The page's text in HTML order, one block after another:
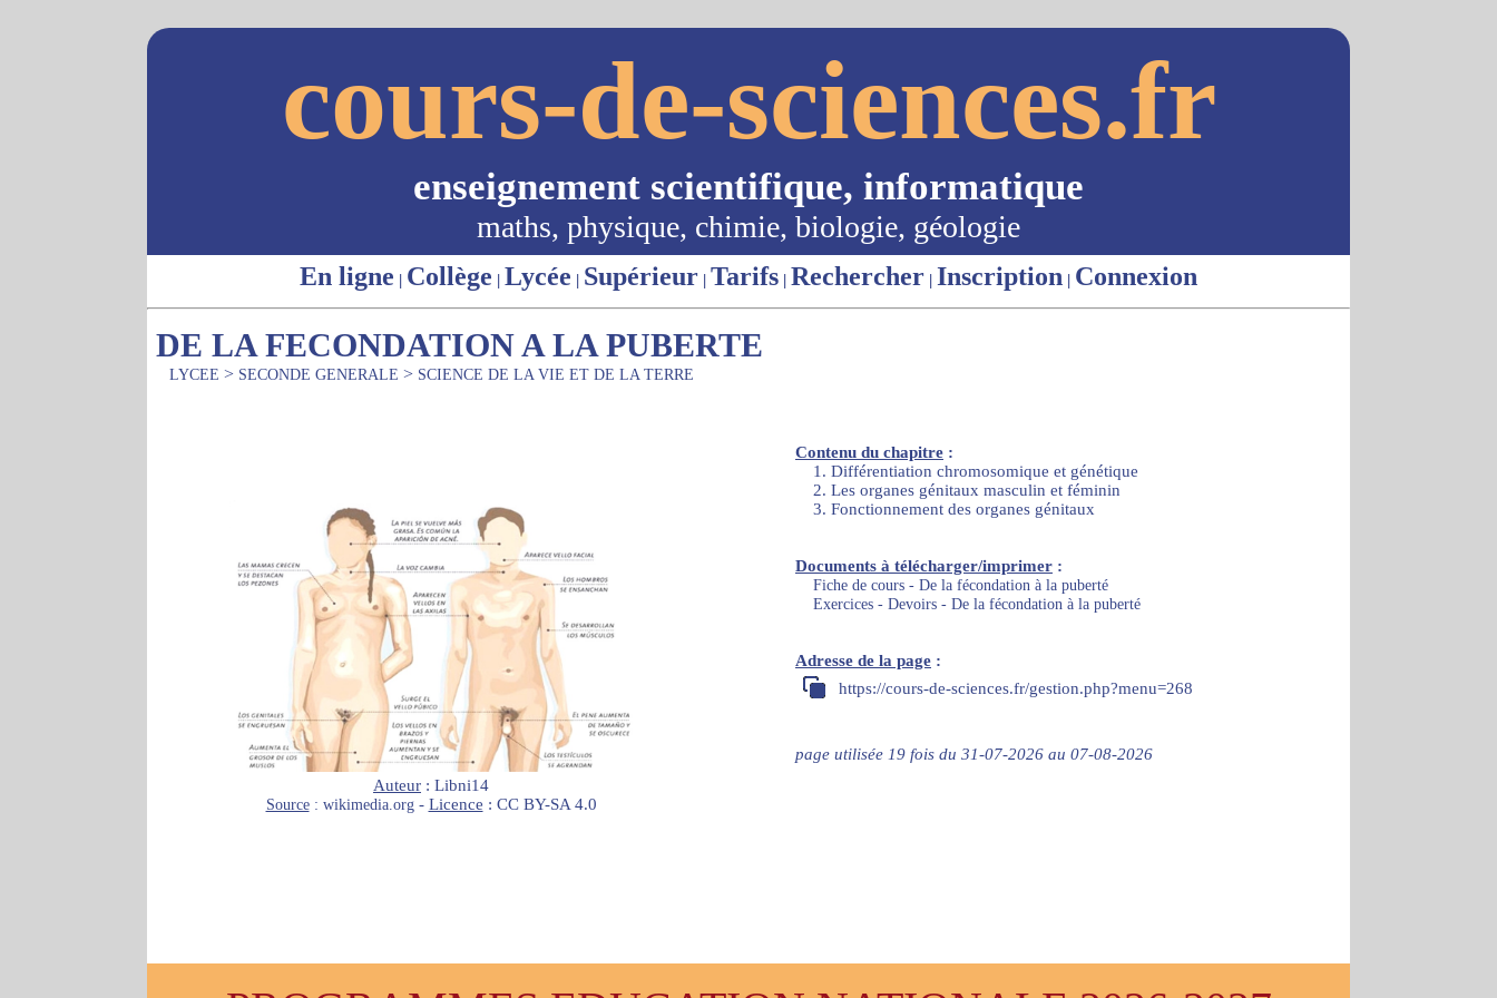
cours-de-sciences.fr
enseignement scientifique, informatique
maths, physique, chimie, biologie, géologie
En ligne | Collège | Lycée | Supérieur | Tarifs | Rechercher | Inscription | Connexion
DE LA FECONDATION A LA PUBERTE
LYCEE > SECONDE GENERALE > SCIENCE DE LA VIE ET DE LA TERRE
Auteur : Libni14
Source: wikimedia.org- Licence : CC BY-SA 4.0
Contenu du chapitre :
1. Différentiation chromosomique et génétique
2. Les organes génitaux masculin et féminin
3. Fonctionnement des organes génitaux
Documents à télécharger/imprimer :
Fiche de cours - De la fécondation à la puberté
Exercices - Devoirs - De la fécondation à la puberté
Adresse de la page :
https://cours-de-sciences.fr/gestion.php?menu=268
page utilisée 19 fois du 31-07-2026 au 07-08-2026